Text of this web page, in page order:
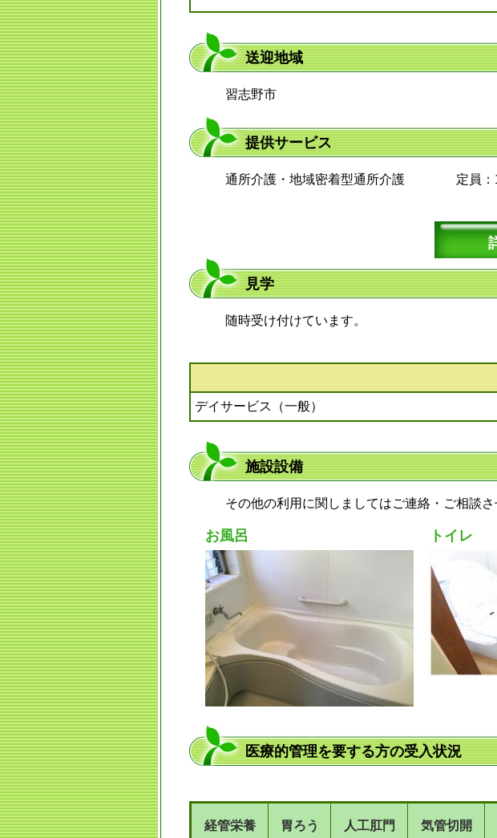
送迎地域
習志野市
提供サービス
通所介護・地域密着型通所介護 定員：
見学
随時受け付けています。
デイサービス（一般）
施設設備
その他の利用に関しましてはご連絡・ご相談さ
お風呂 トイレ
医療的管理を要する方の受入状況
経管栄養 胃ろう 人工肛門 気管切開